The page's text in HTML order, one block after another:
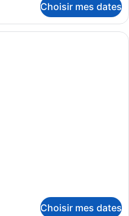
Choisir mes dates
Une chambre d’hôtel avec un
Choisir mes dates